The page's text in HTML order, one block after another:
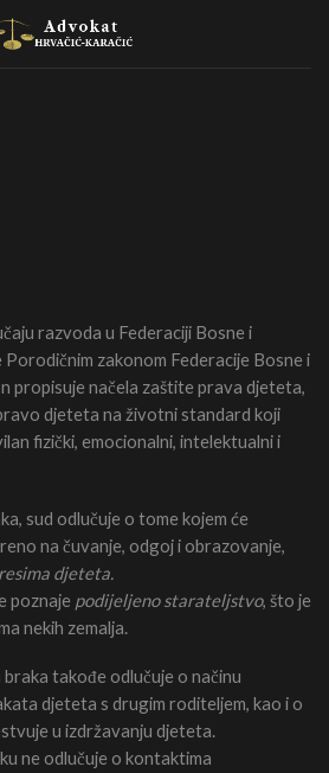
razvoda u Federaciji Bosne i
zakonom Federacije Bosne i
propisuje načela zaštite prava djeteta,
djeteta na životni standard koji
fizički, emocionalni, intelektualni i
sud odlučuje o tome kojem će
na čuvanje, odgoj i obrazovanje,
djeteta.
poznaje podijeljeno starateljstvo, što je
nekih zemalja.
takođe odlučuje o načinu
djeteta s drugim roditeljem, kao i o
u izdržavanju djeteta.
ne odlučuje o kontaktima